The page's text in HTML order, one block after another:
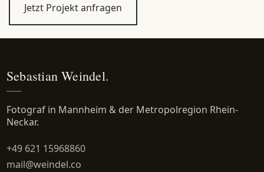
Jetzt Projekt anfragen
Sebastian Weindel.
Fotograf in Mannheim & der Metropolregion Rhein-
Neckar.
+49 621 15968860
mail@weindel.co